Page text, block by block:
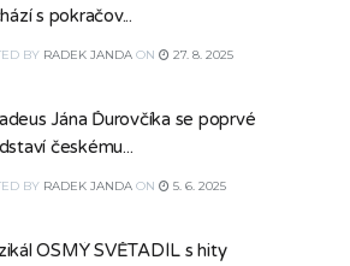
s pokračov...
BY RADEK JANDA ON 27. 8. 2025
Jána Ďurovčíka se poprvé
českému...
BY RADEK JANDA ON 5. 6. 2025
OSMÝ SVĚTADÍL s hity